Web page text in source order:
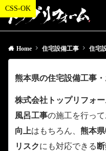
Home 住宅設備工事 住宅
熊本県の住宅設備工事
株式会社トップリフォー
風呂工事の施工を行っ
向上はもちろん、 熊本
リスクにも対応できる